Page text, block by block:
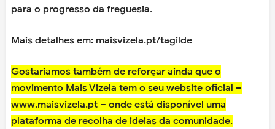
para o progresso da freguesia.
Mais detalhes em: maisvizela.pt/tagilde
Gostariamos também de reforçar ainda que o
movimento Mais Vizela tem o seu website oficial –
www.maisvizela.pt – onde está disponível uma
plataforma de recolha de ideias da comunidade.